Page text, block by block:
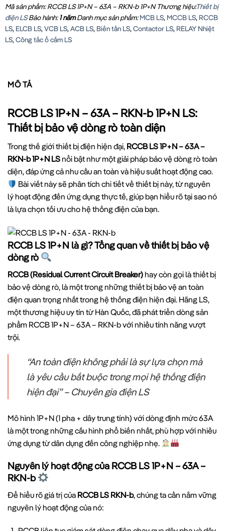
Mã sản phẩm: RCCB LS 1P+N – 63A – RKN-b 1P+NThương hiệu:Thiết bị
điện LS Bảo hành:1 nămDanh mục sản phẩm:MCB LS, MCCB LS, RCCB
LS, ELCB LS,VCB LS,ACB LS, Biến tần LS,Contactor LS, RELAY Nhiệt
LS,Công tắc ổ cắm LS
MÔ TẢ
RCCB LS 1P+N – 63A – RKN-b 1P+N LS:
Thiết bị bảo vệ dòng rò toàn diện
Trong thế giới thiết bị điện hiện đại, RCCB LS 1P+N – 63A –
RKN-b 1P+N LSnổi bật như một giải pháp bảo vệ dòng rò toàn
diện, đáp ứng cả nhu cầu an toàn và hiệu suất hoạt động cao.
Bài viết này sẽ phân tích chi tiết về thiết bị này, từ nguyên
lý hoạt động đến ứng dụng thực tế, giúp bạn hiểu rõ tại sao nó
là lựa chọn tối ưu cho hệ thống điện của bạn.
RCCB LS 1P+N là gì? Tổng quan về thiết bị bảo vệ
dòng rò
RCCB (Residual Current Circuit Breaker)hay còn gọi là thiết bị
bảo vệ dòng rò, là một trong những thiết bị bảo vệ an toàn
điện quan trọng nhất trong hệ thống điện hiện đại. Hãng LS,
một thương hiệu uy tín từ Hàn Quốc, đã phát triển dòng sản
phẩm RCCB 1P+N – 63A – RKN-b với nhiều tính năng vượt
trội.
“An toàn điện không phải là sự lựa chọn mà
là yêu cầu bắt buộc trong mọi hệ thống điện
hiện đại” – Chuyên gia điện LS
Mô hình 1P+N (1 pha + dây trung tính) với dòng định mức 63A
là một trong những cấu hình phổ biến nhất, phù hợp với nhiều
ứng dụng từ dân dụng đến công nghiệp nhẹ.
Nguyên lý hoạt động của RCCB LS 1P+N – 63A –
RKN-b
Để hiểu rõ giá trị của RCCB LS RKN-b, chúng ta cần nắm vững
nguyên lý hoạt động của nó: